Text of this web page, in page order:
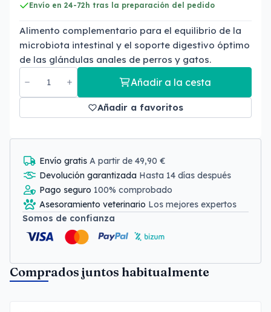
Envío en 24-72h tras la preparación del pedido
Alimento complementario para el equilibrio de la
microbiota intestinal y el soporte digestivo óptimo
de las glándulas anales de perros y gatos.
Añadir a la cesta
Añadir a favoritos
Envío gratis A partir de 49,90 €
Devolución garantizada Hasta 14 días después
Pago seguro 100% comprobado
Asesoramiento veterinario Los mejores expertos
Somos de confianza
Comprados juntos habitualmente